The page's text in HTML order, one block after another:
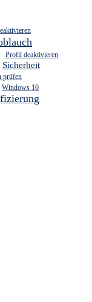
Profil deaktivieren
Sicherheit
prüfen
Windows 10